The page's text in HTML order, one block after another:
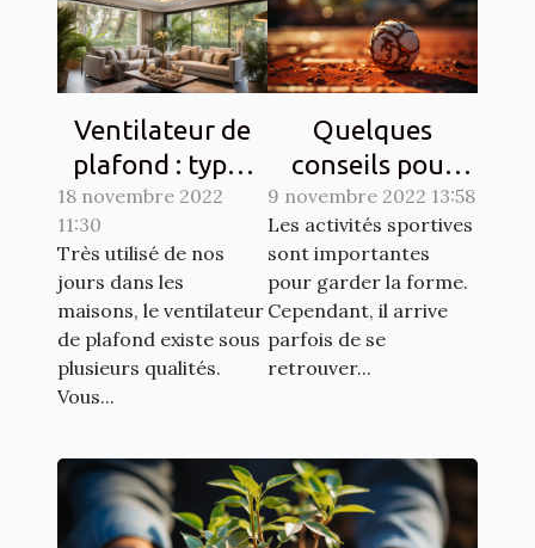
Ventilateur de
plafond : types
et qualités
18 novembre 2022
11:30
Très utilisé de nos
jours dans les
maisons, le ventilateur
de plafond existe sous
plusieurs qualités.
Vous...
Quelques
conseils pour
lutter contre les
courbatures
engendrées par
le sport
9 novembre 2022 13:58
Les activités sportives
sont importantes
pour garder la forme.
Cependant, il arrive
parfois de se
retrouver...